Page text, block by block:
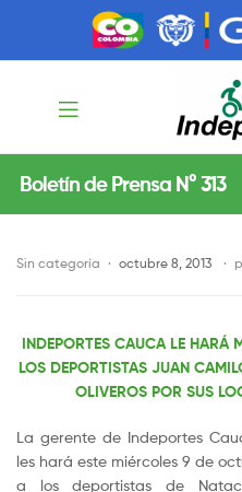
Boletín de Prensa N° 313
Sin categoría octubre 8, 2013
INDEPORTES CAUCA LE HARÁ
LOS DEPORTISTAS JUAN
OLIVEROS POR SUS
La gerente de Indeportes
les hará este miércoles 9 de
a los deportistas de